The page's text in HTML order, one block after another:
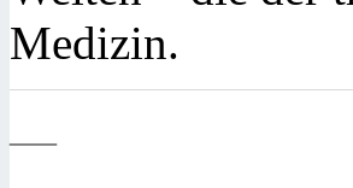
Medizin.
—